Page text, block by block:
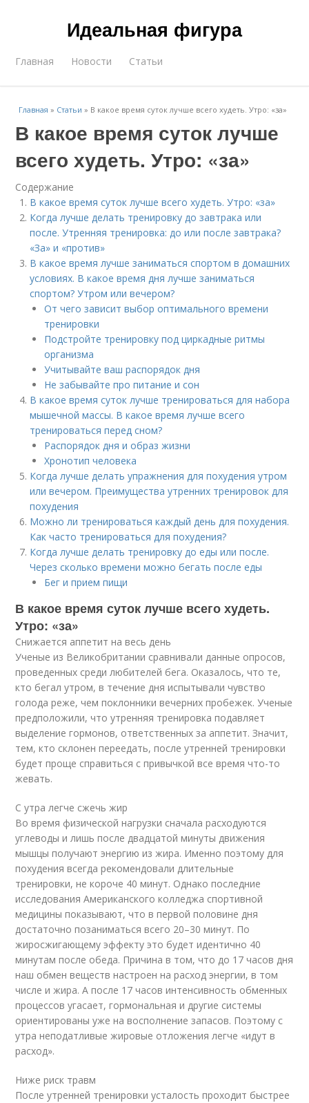
Идеальная фигура
Главная Новости Статьи
Главная » Статьи » В какое время суток лучше всего худеть. Утро: «за»
В какое время суток лучше
всего худеть. Утро: «за»
Содержание
В какое время суток лучше всего худеть. Утро: «за»
Когда лучше делать тренировку до завтрака или
после. Утренняя тренировка: до или после завтрака?
«За» и «против»
В какое время лучше заниматься спортом в домашних
условиях. В какое время дня лучше заниматься
спортом? Утром или вечером?
От чего зависит выбор оптимального времени
тренировки
Подстройте тренировку под циркадные ритмы
организма
Учитывайте ваш распорядок дня
Не забывайте про питание и сон
В какое время суток лучше тренироваться для набора
мышечной массы. В какое время лучше всего
тренироваться перед сном?
Распорядок дня и образ жизни
Хронотип человека
Когда лучше делать упражнения для похудения утром
или вечером. Преимущества утренних тренировок для
похудения
Можно ли тренироваться каждый день для похудения.
Как часто тренироваться для похудения?
Когда лучше делать тренировку до еды или после.
Через сколько времени можно бегать после еды
Бег и прием пищи
В какое время суток лучше всего худеть.
Утро: «за»
Снижается аппетит на весь день
Ученые из Великобритании сравнивали данные опросов,
проведенных среди любителей бега. Оказалось, что те,
кто бегал утром, в течение дня испытывали чувство
голода реже, чем поклонники вечерних пробежек. Ученые
предположили, что утренняя тренировка подавляет
выделение гормонов, ответственных за аппетит. Значит,
тем, кто склонен переедать, после утренней тренировки
будет проще справиться с привычкой все время что-то
жевать.
С утра легче сжечь жир
Во время физической нагрузки сначала расходуются
углеводы и лишь после двадцатой минуты движения
мышцы получают энергию из жира. Именно поэтому для
похудения всегда рекомендовали длительные
тренировки, не короче 40 минут. Однако последние
исследования Американского колледжа спортивной
медицины показывают, что в первой половине дня
достаточно позаниматься всего 20–30 минут. По
жиросжигающему эффекту это будет идентично 40
минутам после обеда. Причина в том, что до 17 часов дня
наш обмен веществ настроен на расход энергии, в том
числе и жира. А после 17 часов интенсивность обменных
процессов угасает, гормональная и другие системы
ориентированы уже на восполнение запасов. Поэтому с
утра неподатливые жировые отложения легче «идут в
расход».
Ниже риск травм
После утренней тренировки усталость проходит быстрее